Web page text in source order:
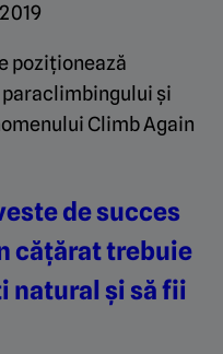
poziționează
și
Climb Again
de succes
cățărat trebuie
natural și să fii